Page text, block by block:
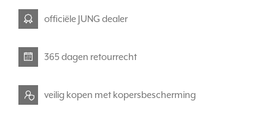
officiële JUNG dealer
365 dagen retourrecht
veilig kopen met kopersbescherming